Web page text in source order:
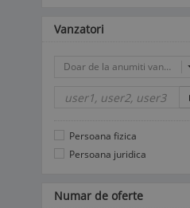
Vanzatori
Doar de la anumiti vanzatori
Persoana fizica
Persoana juridica
Numar de oferte